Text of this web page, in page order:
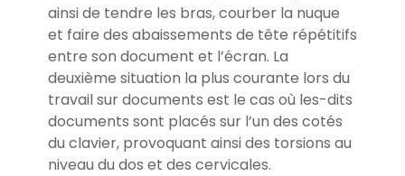
ainsi de tendre les bras, courber la nuque
et faire des abaissements de tête répétitifs
entre son document et l’écran. La
deuxième situation la plus courante lors du
travail sur documents est le cas où les-dits
documents sont placés sur l’un des cotés
du clavier, provoquant ainsi des torsions au
niveau du dos et des cervicales.